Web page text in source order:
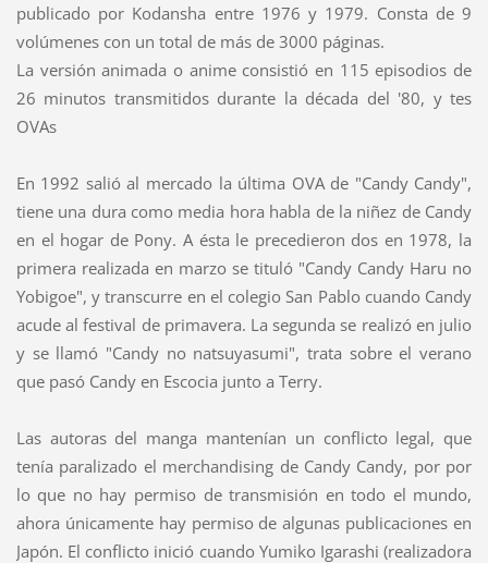
publicado por Kodansha entre 1976 y 1979. Consta de 9
volúmenes con un total de más de 3000 páginas.
La versión animada o anime consistió en 115 episodios de
26 minutos transmitidos durante la década del '80, y tes
OVAs
En 1992 salió al mercado la última OVA de "Candy Candy",
tiene una dura como media hora habla de la niñez de Candy
en el hogar de Pony. A ésta le precedieron dos en 1978, la
primera realizada en marzo se tituló "Candy Candy Haru no
Yobigoe", y transcurre en el colegio San Pablo cuando Candy
acude al festival de primavera. La segunda se realizó en julio
y se llamó "Candy no natsuyasumi", trata sobre el verano
que pasó Candy en Escocia junto a Terry.
Las autoras del manga mantenían un conflicto legal, que
tenía paralizado el merchandising de Candy Candy, por por
lo que no hay permiso de transmisión en todo el mundo,
ahora únicamente hay permiso de algunas publicaciones en
Japón. El conflicto inició cuando Yumiko Igarashi (realizadora